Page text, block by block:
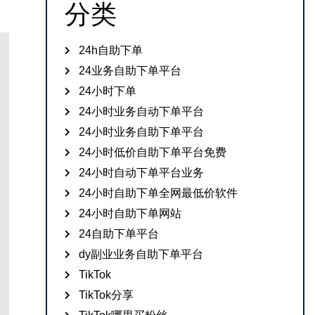
分类
24h自助下单
24业务自助下单平台
24小时下单
24小时业务自动下单平台
24小时业务自助下单平台
24小时低价自助下单平台免费
24小时自动下单平台业务
24小时自助下单全网最低价软件
24小时自助下单网站
24自助下单平台
dy副业业务自助下单平台
TikTok
TikTok分享